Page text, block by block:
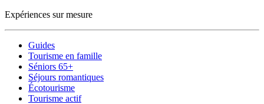
Expériences sur mesure
Guides
Tourisme en famille
Séniors 65+
Séjours romantiques
Écotourisme
Tourisme actif